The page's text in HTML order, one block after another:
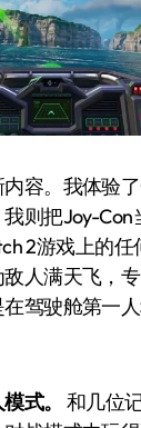
容。我体验
则把Joy-Con
2游戏上的
人满天飞，
驾驶舱第一
式。
和几位